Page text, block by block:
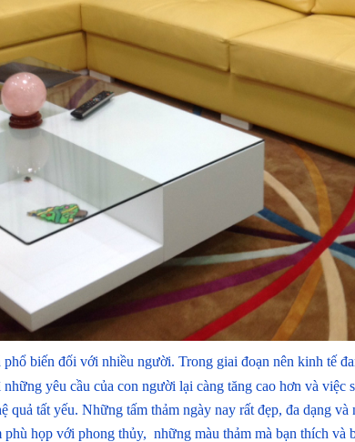
phổ biến đối với nhiều người. Trong giai đoạn nên kinh tế
yêu cầu của con người lại càng tăng cao hơn và việc
quả tất yếu. Những tấm thảm ngày nay rất đẹp, đa dạng
họp với phong thủy, những màu thảm mà bạn thích và